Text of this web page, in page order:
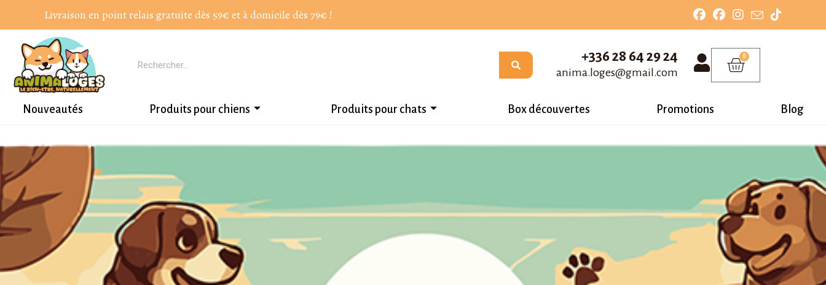
Livraison en point relais gratuite dès 59€ et à domicile dès 79€ !
+336 28 64 29 24
anima.loges@gmail.com
0
Nouveautés Produits pour chiens Produits pour chats Box découvertes Promotions Blog